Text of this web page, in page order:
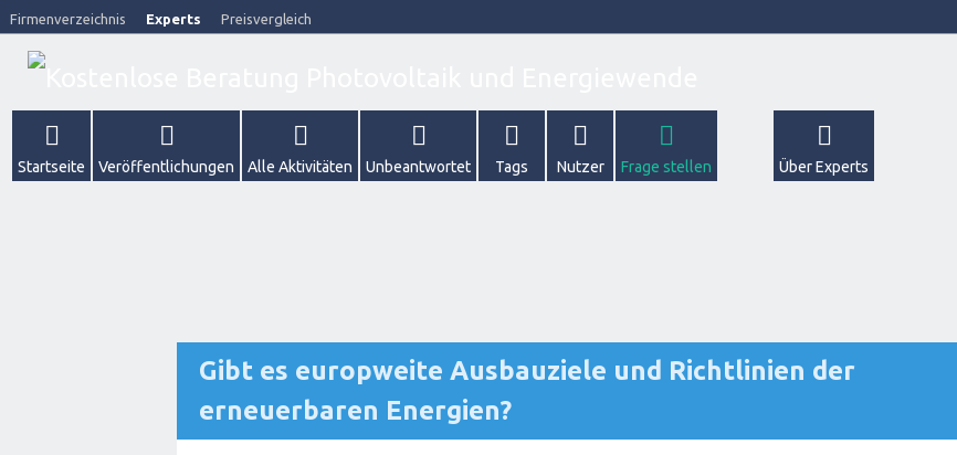
Firmenverzeichnis Experts Preisvergleich
Startseite Veröffentlichungen Alle Aktivitäten Unbeantwortet Tags Nutzer Frage stellen Über Experts
Gibt es europweite Ausbauziele und Richtlinien der
erneuerbaren Energien?